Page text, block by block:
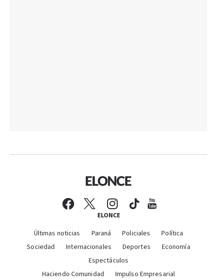
ELONCE
Últimas noticias Paraná Policiales
Política
Sociedad
Internacionales Deportes
Economía
Espectáculos
Haciendo Comunidad
Impulso Empresarial